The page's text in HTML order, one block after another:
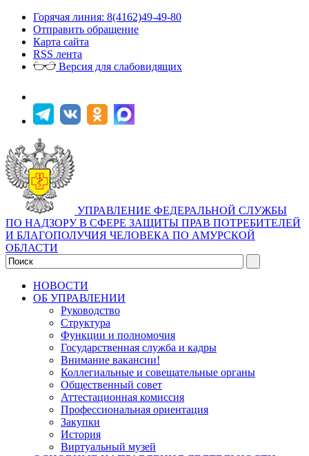
Горячая линия: 8(4162)49-49-80
Отправить обращение
Карта сайта
RSS лента
Версия для слабовидящих
УПРАВЛЕНИЕ ФЕДЕРАЛЬНОЙ СЛУЖБЫ
ПО НАДЗОРУ В СФЕРЕ ЗАЩИТЫ ПРАВ ПОТРЕБИТЕЛЕЙ
И БЛАГОПОЛУЧИЯ ЧЕЛОВЕКА ПО АМУРСКОЙ
ОБЛАСТИ
НОВОСТИ
ОБ УПРАВЛЕНИИ
Руководство
Структура
Функции и полномочия
Государственная служба и кадры
Внимание вакансии!
Коллегиальные и совещательные органы
Общественный совет
Аттестационная комиссия
Профессиональная ориентация
Закупки
История
Виртуальный музей